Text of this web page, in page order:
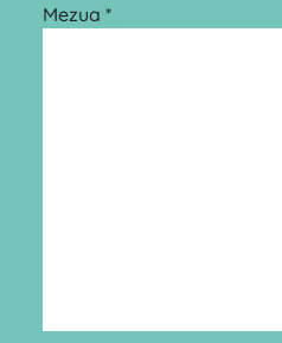
Mezua *